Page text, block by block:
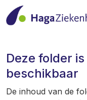
Deze folder
beschikbaar
De inhoud van de